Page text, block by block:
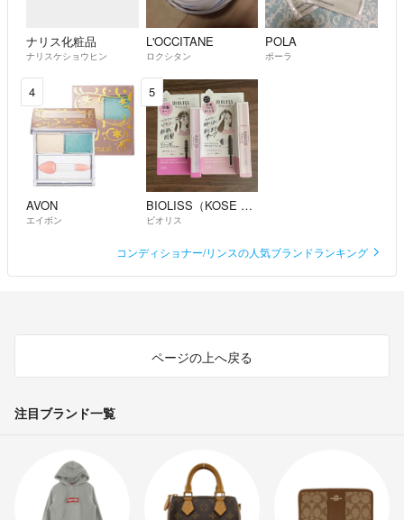
ナリス化粧品
ナリスケショウヒン
L'OCCITANE
ロクシタン
POLA
ポーラ
4
AVON
エイボン
5
BIOLISS（KOSE COSMEPORT）
ビオリス
コンディショナー/リンスの人気ブランドランキング
ページの上へ戻る
注目ブランド一覧